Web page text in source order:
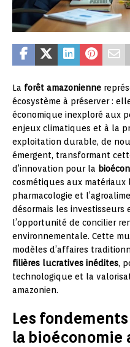
La forêt amazonienne
écosystème à préserver :
économique inexploré aux
enjeux climatiques et à la
exploitation durable, de
émergent, transformant
d’innovation pour la
cosmétiques aux matériaux
pharmacologie et
désormais les
l’opportunité de concilier
environnementale. Cette
modèles d’affaires
filières lucratives inédites,
technologique et la
amazonien.
Les
la bioéconomie